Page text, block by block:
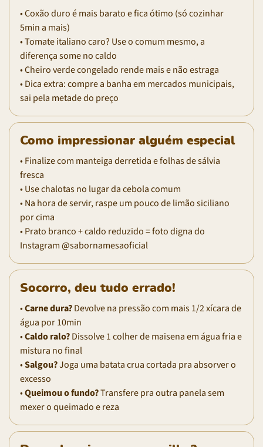
• Coxão duro é mais barato e fica ótimo (só cozinhar
5min a mais)
• Tomate italiano caro? Use o comum mesmo, a
diferença some no caldo
• Cheiro verde congelado rende mais e não estraga
• Dica extra: compre a banha em mercados municipais,
sai pela metade do preço
Como impressionar alguém especial
• Finalize com manteiga derretida e folhas de sálvia
fresca
• Use chalotas no lugar da cebola comum
• Na hora de servir, raspe um pouco de limão siciliano
por cima
• Prato branco + caldo reduzido = foto digna do
Instagram @sabornamesaoficial
Socorro, deu tudo errado!
•Carne dura?Devolve na pressão com mais 1/2 xícara de
água por 10min
•Caldo ralo?Dissolve 1 colher de maisena em água fria e
mistura no final
•Salgou?Joga uma batata crua cortada pra absorver o
excesso
•Queimou o fundo?Transfere pra outra panela sem
mexer o queimado e reza